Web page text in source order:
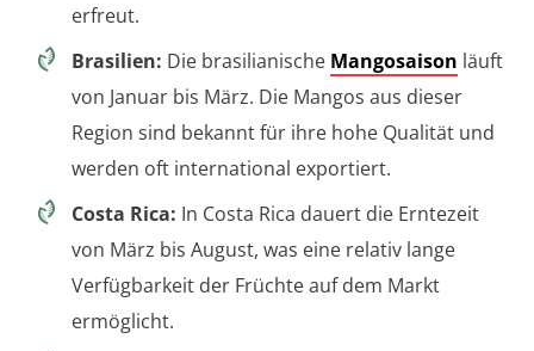
erfreut.
Brasilien: Die brasilianische Mangosaison läuft
von Januar bis März. Die Mangos aus dieser
Region sind bekannt für ihre hohe Qualität und
werden oft international exportiert.
Costa Rica: In Costa Rica dauert die Erntezeit
von März bis August, was eine relativ lange
Verfügbarkeit der Früchte auf dem Markt
ermöglicht.